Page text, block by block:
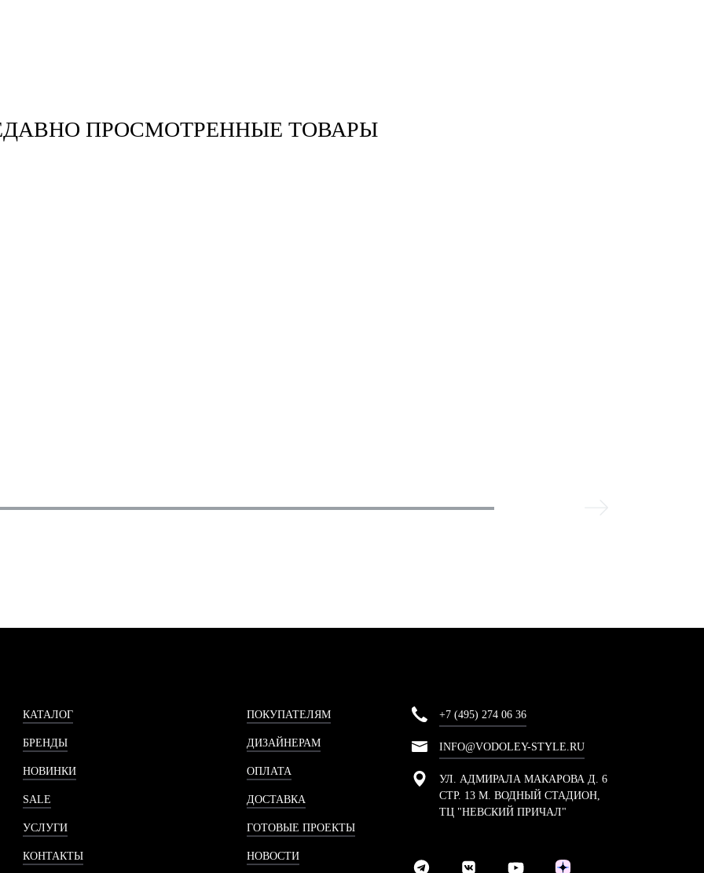
ПРОСМОТРЕННЫЕ ТОВАРЫ
КАТАЛОГ
БРЕНДЫ
НОВИНКИ
SALE
УСЛУГИ
КОНТАКТЫ
ПОКУПАТЕЛЯМ
ДИЗАЙНЕРАМ
ОПЛАТА
ДОСТАВКА
ГОТОВЫЕ ПРОЕКТЫ
НОВОСТИ
+7 (495) 274 06 36
INFO@VODOLEY-STYLE.RU
УЛ. АДМИРАЛА МАКАРОВА Д. 6
СТР. 13 М. ВОДНЫЙ СТАДИОН,
ТЦ "НЕВСКИЙ ПРИЧАЛ"